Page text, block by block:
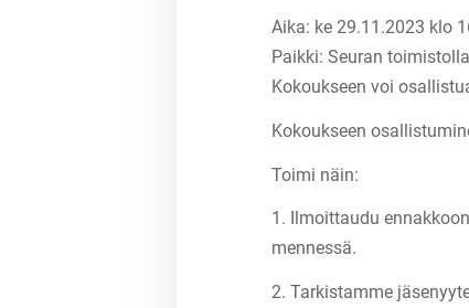
Aika: ke 29.11.2023 klo
Paikki: Seuran
Kokoukseen voi
Kokoukseen
Toimi näin:
1. Ilmoittaudu
mennessä.
2. Tarkistamme